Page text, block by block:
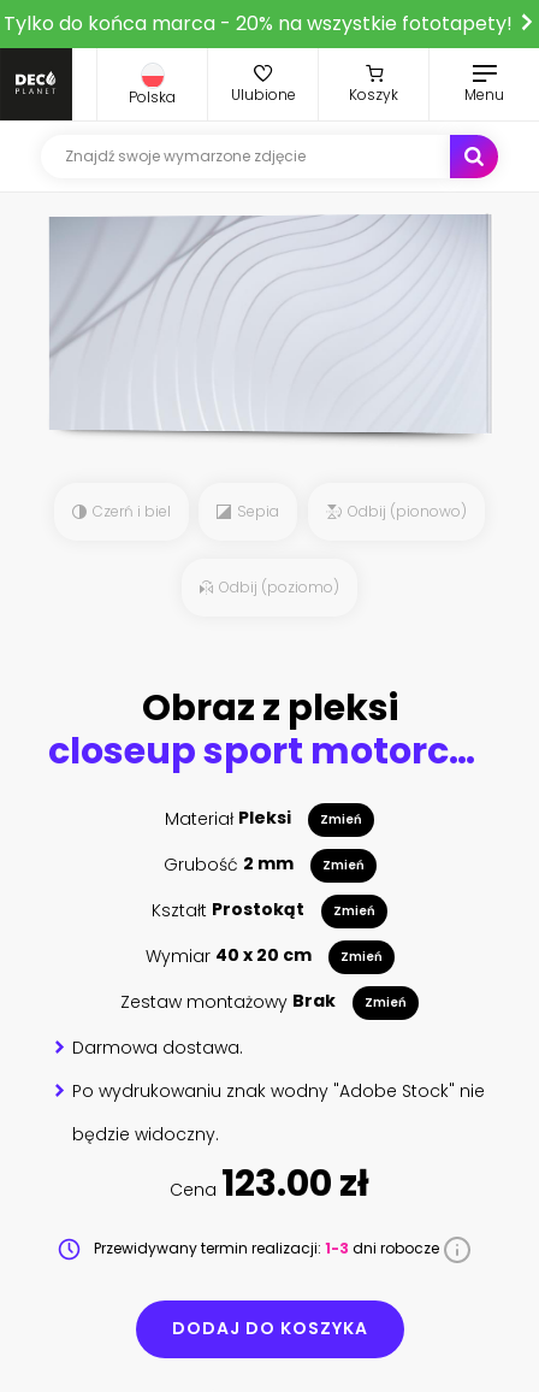
Tylko do końca marca - 20% na wszystkie fototapety!
Polska Ulubione Koszyk Menu
Czerń i biel Sepia Odbij (pionowo)
Odbij (poziomo)
Obraz z pleksi
closeup sport motorcycle in repair station and body shop with soft-focus and over light in the background
Materiał Pleksi Zmień
Grubość 2 mm Zmień
Kształt Prostokąt Zmień
Wymiar 40 x 20 cm Zmień
Zestaw montażowy Brak Zmień
Darmowa dostawa.
Po wydrukowaniu znak wodny "Adobe Stock" nie
będzie widoczny.
Cena 123.00 zł
Przewidywany termin realizacji: 1-3 dni robocze
DODAJ DO KOSZYKA